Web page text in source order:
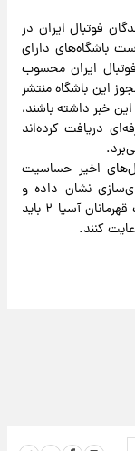
فوتبال ایران در
باشگاه‌های دارای
ایران محسوب
این باشگاه منتشر
خبر داشته باشند،
دریافت کرده‌اند
اخیر حساسیت
نشان داده و
باشگاه‌ها برای حضور در لیگ نخبگان آسیا و لیگ قهرمانان آسیا ۲ باید
کنند.